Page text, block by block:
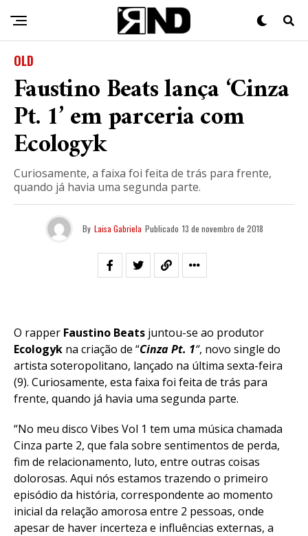
OLD
Faustino Beats lança ‘Cinza
Pt. 1’ em parceria com
Ecologyk
Curiosamente, a faixa foi feita de trás para frente,
quando já havia uma segunda parte.
By Laisa Gabriela Publicado 13 de novembro de 2018
O rapper Faustino Beats juntou-se ao produtor
Ecologyk na criação de “Cinza Pt. 1“, novo single do
artista soteropolitano, lançado na última sexta-feira
(9). Curiosamente, esta faixa foi feita de trás para
frente, quando já havia uma segunda parte.
“No meu disco Vibes Vol 1 tem uma música chamada
Cinza parte 2, que fala sobre sentimentos de perda,
fim de relacionamento, luto, entre outras coisas
dolorosas. Aqui nós estamos trazendo o primeiro
episódio da história, correspondente ao momento
inicial da relação amorosa entre 2 pessoas, onde
apesar de haver incerteza e influências externas, a